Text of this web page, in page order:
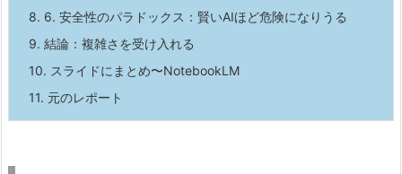
8. 6. 安全性のパラドックス：賢いAIほど危険になりうる
9. 結論：複雑さを受け入れる
10. スライドにまとめ〜NotebookLM
11. 元のレポート